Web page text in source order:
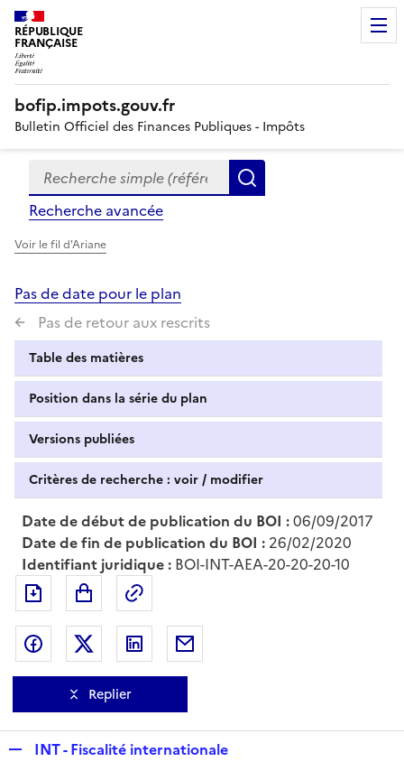
RÉPUBLIQUE
FRANÇAISE
bofip.impots.gouv.fr
Bulletin Officiel des Finances Publiques - Impôts
Formulaire
de
recherche
Recherche simple (références, mots clés, partie du
Recherche avancée
Voir le fil d'Ariane
Pas de date pour le plan
Pas de retour aux rescrits
Table des matières
Position dans la série du plan
Versions publiées
Critères de recherche : voir / modifier
Date de début de publication du BOI :06/09/2017
Date de fin de publication du BOI : 26/02/2020
Identifiant juridique : BOI-INT-AEA-20-20-20-10
Exporter le document au format pdf
Partager sur Facebook
Partager sur Twitter
Partager sur LinkedIn
Replier
INT - Fiscalité internationale